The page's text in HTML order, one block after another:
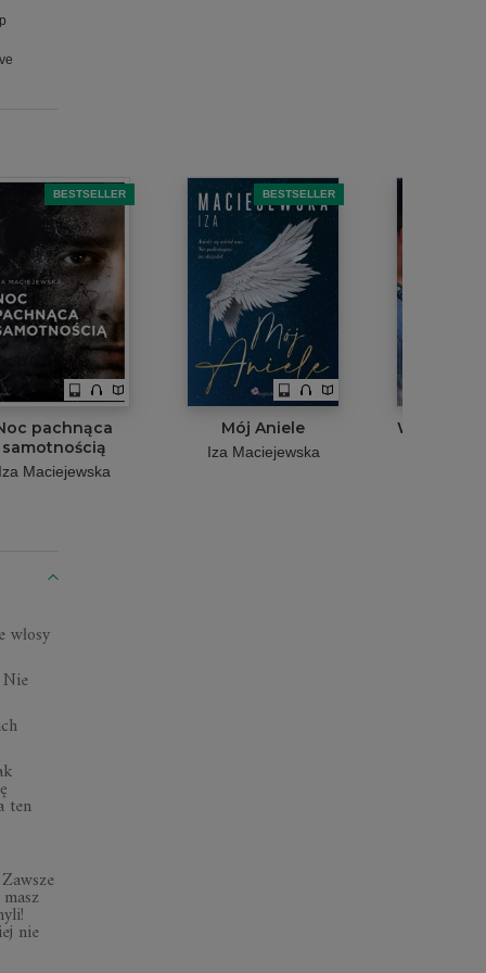
BESTSELLER
pachnąca
samotnością
Iza Maciejewska
BESTSELLER
Mój Aniele
Iza Maciejewska
WADA.
ten
nie